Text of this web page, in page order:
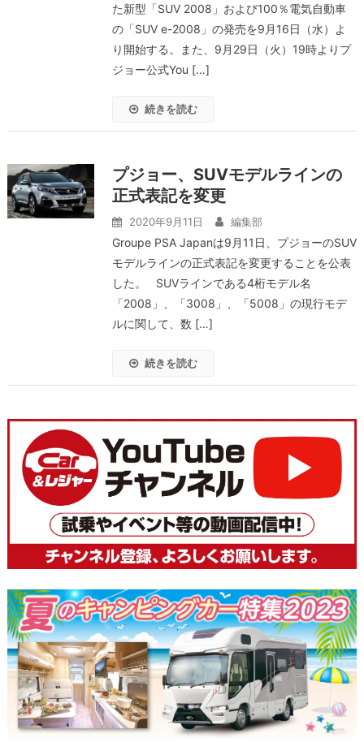
た新型「SUV 2008」および100％電気自動車
の「SUV e-2008」の発売を9月16日（水）よ
り開始する。また、9月29日（火）19時よりプ
ジョー公式You […]
続きを読む
プジョー、SUVモデルラインの
正式表記を変更
2020年9月11日 編集部
Groupe PSA Japanは9月11日、プジョーのSUV
モデルラインの正式表記を変更することを公表
した。 SUVラインである4桁モデル名
「2008」、「3008」、「5008」の現行モデ
ルに関して、数 […]
続きを読む